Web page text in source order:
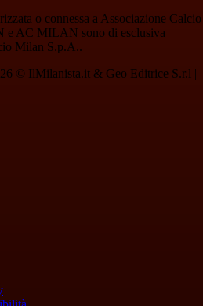
o connessa a Associazione Calcio
AC MILAN sono di esclusiva
Milan S.p.A..
© IlMilanista.it & Geo Editrice S.r.l |